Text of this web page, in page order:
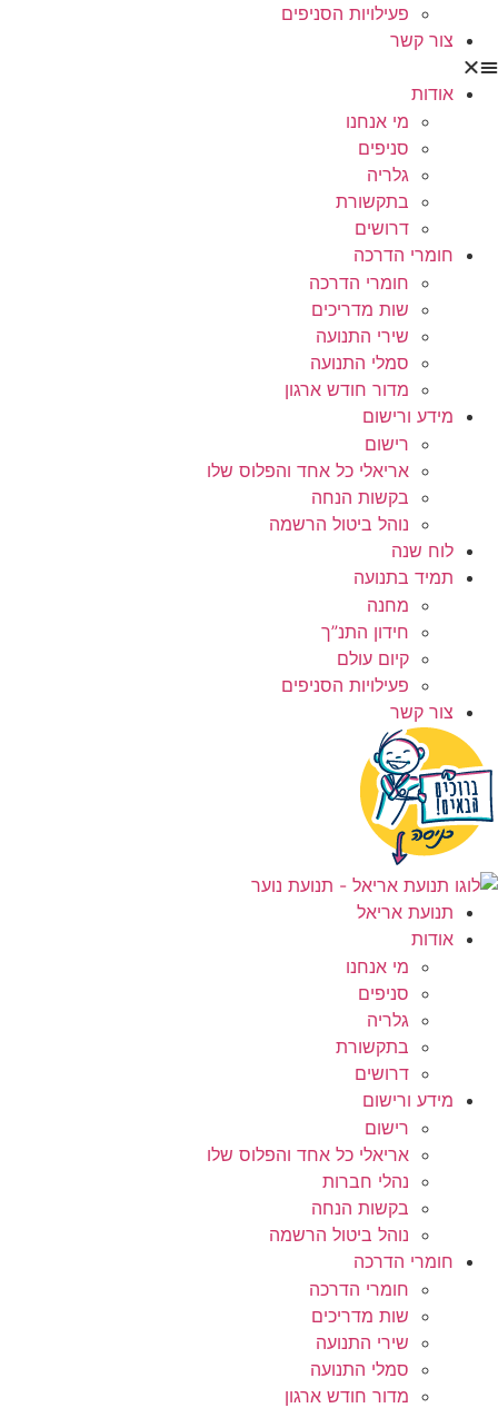
פעילויות הסניפים
צור קשר
אודות
מי אנחנו
סניפים
גלריה
בתקשורת
דרושים
חומרי הדרכה
חומרי הדרכה
שות מדריכים
שירי התנועה
סמלי התנועה
מדור חודש ארגון
מידע ורישום
רישום
אריאלי כל אחד והפלוס שלו
בקשות הנחה
נוהל ביטול הרשמה
לוח שנה
תמיד בתנועה
מחנה
חידון התנ”ך
קיום עולם
פעילויות הסניפים
צור קשר
תנועת אריאל
אודות
מי אנחנו
סניפים
גלריה
בתקשורת
דרושים
מידע ורישום
רישום
אריאלי כל אחד והפלוס שלו
נהלי חברות
בקשות הנחה
נוהל ביטול הרשמה
חומרי הדרכה
חומרי הדרכה
שות מדריכים
שירי התנועה
סמלי התנועה
מדור חודש ארגון